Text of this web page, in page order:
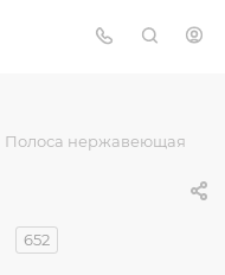
Полоса нержавеющая
652